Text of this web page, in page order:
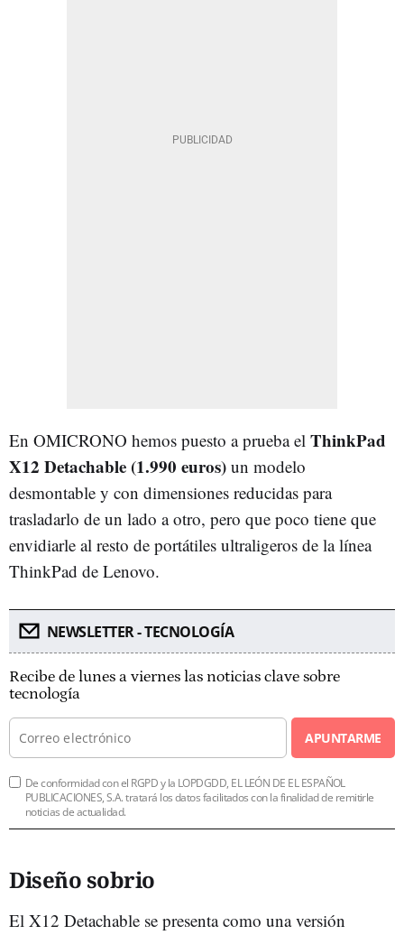
En OMICRONO hemos puesto a prueba el ThinkPad
X12 Detachable (1.990 euros) un modelo
desmontable y con dimensiones reducidas para
trasladarlo de un lado a otro, pero que poco tiene que
envidiarle al resto de portátiles ultraligeros de la línea
ThinkPad de Lenovo.
NEWSLETTER - TECNOLOGÍA
Recibe de lunes a viernes las noticias clave sobre
tecnología
APUNTARME
De conformidad con el RGPD y la LOPDGDD, EL LEÓN DE EL ESPAÑOL
PUBLICACIONES, S.A. tratará los datos facilitados con la finalidad de remitirle
noticias de actualidad.
Diseño sobrio
El X12 Detachable se presenta como una versión